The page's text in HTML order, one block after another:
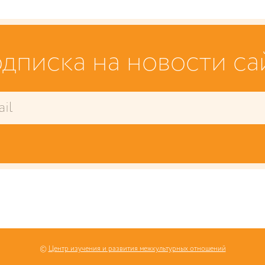
на новости
© Центр изучения и развития межкультурных отношений